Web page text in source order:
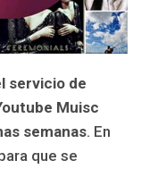
servicio de
Muisc
semanas. En
que se